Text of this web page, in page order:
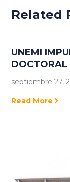
Related
UNEMI
DOCTORAL
septiembre 27,
Read More